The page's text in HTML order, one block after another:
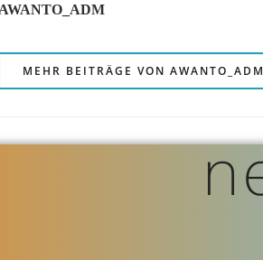
AWANTO_ADM
MEHR BEITRÄGE VON AWANTO_ADM